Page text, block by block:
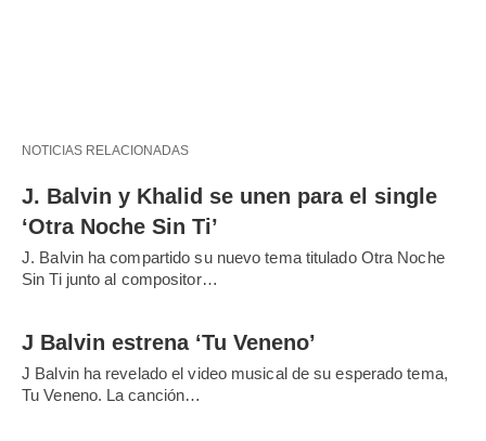
NOTICIAS RELACIONADAS
J. Balvin y Khalid se unen para el single
‘Otra Noche Sin Ti’
J. Balvin ha compartido su nuevo tema titulado Otra Noche
Sin Ti junto al compositor…
J Balvin estrena ‘Tu Veneno’
J Balvin ha revelado el video musical de su esperado tema,
Tu Veneno. La canción…